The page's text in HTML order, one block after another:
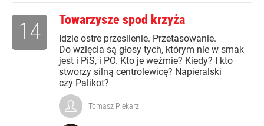
Towarzysze spod krzyża
Idzie ostre przesilenie. Przetasowanie.
Do wzięcia są głosy tych, którym nie w smak
jest i PiS, i PO. Kto je weźmie? Kiedy? I kto
stworzy silną centrolewicę? Napieralski
czy Palikot?
14
Tomasz Piekarz